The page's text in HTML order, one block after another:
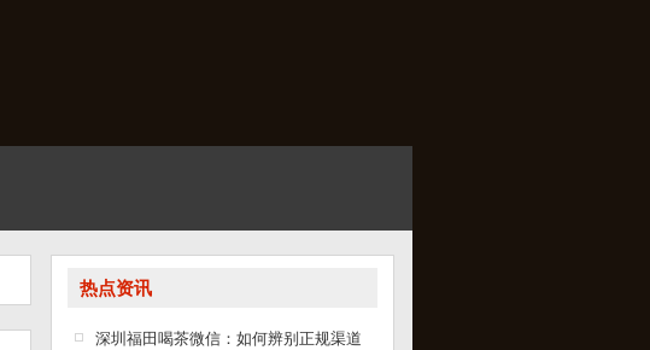
热点资讯
深圳福田喝茶微信：如何辨别正规渠道